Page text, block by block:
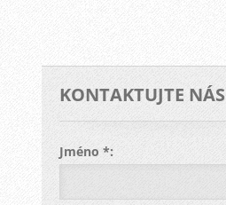
KONTAKTUJTE NÁS
Jméno *: